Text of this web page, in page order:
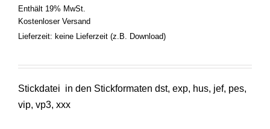
Enthält 19% MwSt.
Kostenloser Versand
Lieferzeit: keine Lieferzeit (z.B. Download)
Stickdatei in den Stickformaten dst, exp, hus, jef, pes,
vip, vp3, xxx